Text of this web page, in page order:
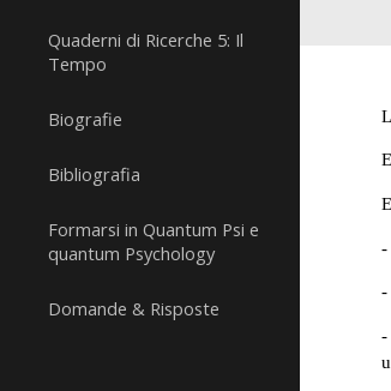
Quaderni di Ricerche 5: Il
Tempo
Biografie
Bibliografia
Formarsi in Quantum Psi e
quantum Psychology
Domande & Risposte